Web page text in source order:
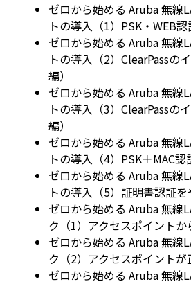
ゼロから始める Aruba 無線
トの導入（1）PSK・WEB
ゼロから始める Aruba 無線
トの導入（2）ClearPassの
編）
ゼロから始める Aruba 無線
トの導入（3）ClearPassの
編）
ゼロから始める Aruba 無線
トの導入（4）PSK＋MAC認
ゼロから始める Aruba 無線
トの導入（5）証明書認証を
ゼロから始める Aruba 無線
ク（1）アクセスポイントか
ゼロから始める Aruba 無線
ク（2）アクセスポイントが
ゼロから始める Aruba 無線